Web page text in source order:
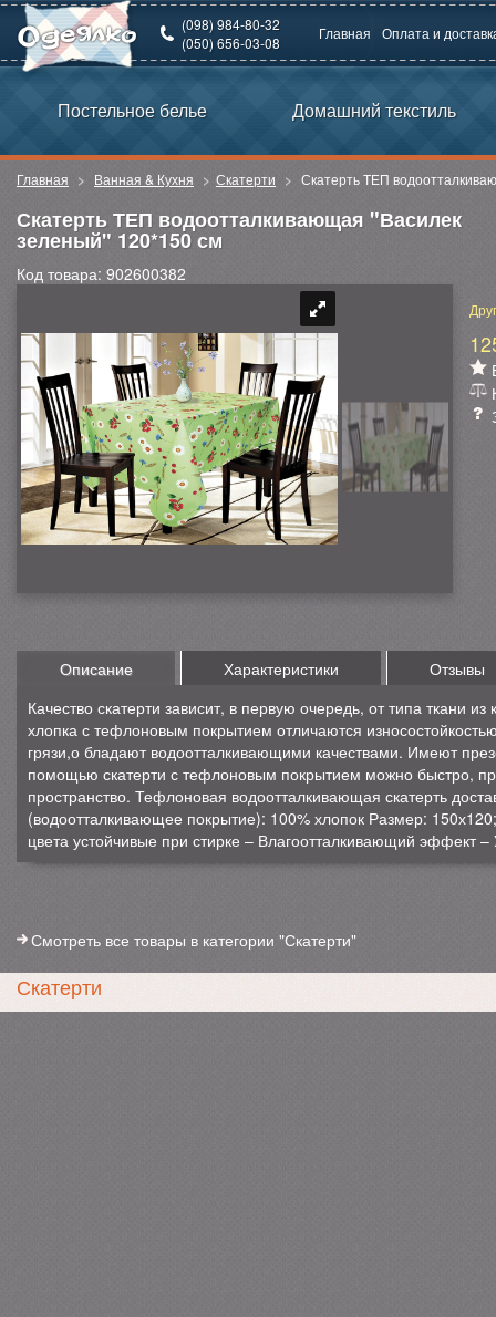
(098) 984-80-32
(050) 656-03-08
Главная Оплата и
Постельное белье Домашний текстиль
Главная Ванная & Кухня Скатерти Скатерть ТЕП
Скатерть ТЕП водоотталкивающая "Василек
зеленый" 120*150 см
Код товара: 902600382
Качество скатерти зависит, в первую очередь, от типа ткани из
хлопка с тефлоновым покрытием отличаются
грязи,о бладают водоотталкивающими качествами. Имеют
помощью скатерти с тефлоновым покрытием можно быстро,
пространство. Тефлоновая водоотталкивающая скатерть
(водоотталкивающее покрытие): 100% хлопок Размер:
цвета устойчивые при стирке – Влагоотталкивающий эффект –
Описание Характеристики Отзывы
Смотреть все товары в категории "Скатерти"
Скатерти